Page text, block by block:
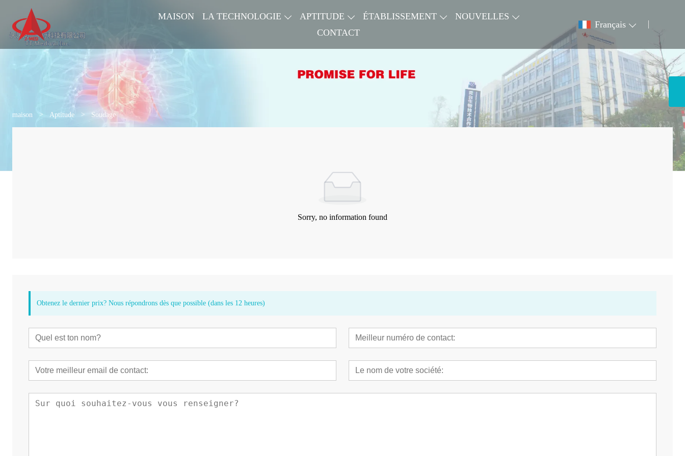
MAISON LA TECHNOLOGIE APTITUDE ÉTABLISSEMENT
NOUVELLES
CONTACT
Français
maison > Aptitude > Soudage
Sorry, no information found
Obtenez le dernier prix? Nous répondrons dès que possible (dans les 12 heures)